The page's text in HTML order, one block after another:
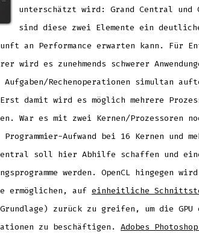
unterschätzt wird: Grand Central und
sind diese zwei Elemente ein
an Performance erwarten kann. Für
wird es zunehmends schwerer
Rechenoperationen simultan
damit wird es möglich mehrere
War es mit zwei Kernen/
Aufwand bei 16 Kernen und
soll hier Abhilfe schaffen und
werden. OpenCL hingegen
ermöglichen, auf einheitliche
zurück zu greifen, um die
zu beschäftigen. Adobes Photoshop